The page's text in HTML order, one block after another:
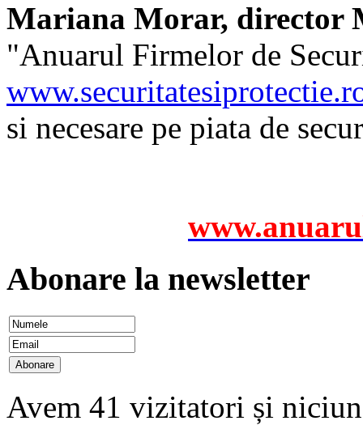
Mariana Morar, director
"Anuarul Firmelor de
si necesare pe piata de
Abonare la newsletter
Avem 41 vizitatori și